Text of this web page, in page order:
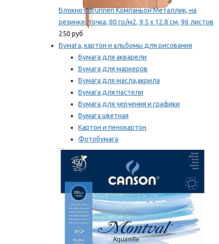
Блокнот Brunnen Компаньон Металлик, на
резинке, точка, 80 гр/м2, 9.5 х 12.8 см, 96 листов
250 руб
Бумага, картон и альбомы для рисования
Бумага для акварели
Бумага для маркеров
Бумага для масла,акрила
Бумага для пастели
Бумага для черчения и графики
Бумага цветная
Картон и пенокартон
Фотобумага
Мы рекомендуем